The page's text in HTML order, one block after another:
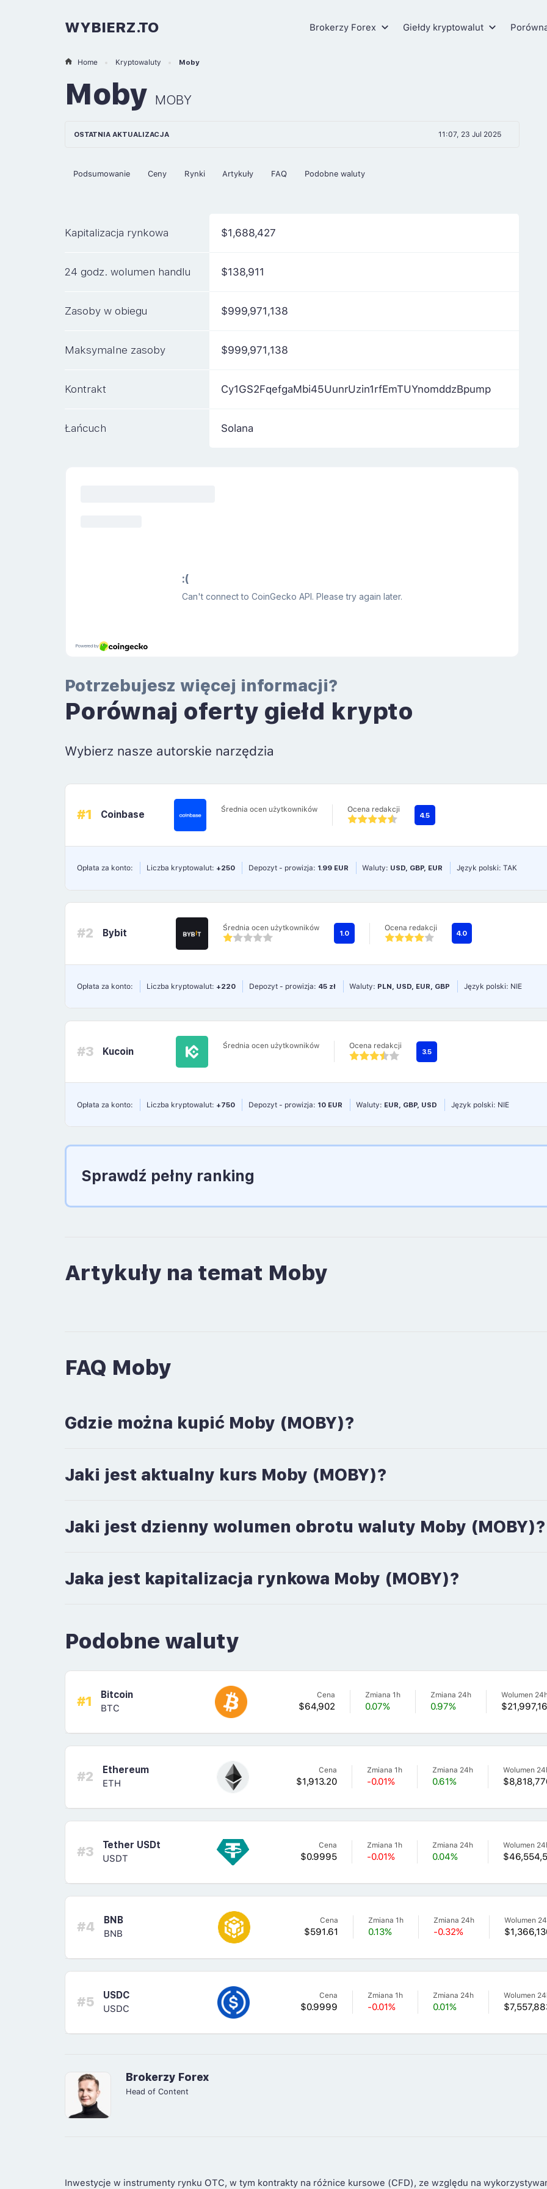
WYBIERZ.TO Brokerzy Forex Giełdy kryptowalut
Home Kryptowaluty Moby
Moby MOBY
OSTATNIA AKTUALIZACJA 11:07, 23 Jul 2025
Podsumowanie Ceny Rynki Artykuły FAQ Podobne waluty
Kapitalizacja rynkowa $1,688,427
24 godz. wolumen handlu $138,911
Zasoby w obiegu $999,971,138
Maksymalne zasoby $999,971,138
Kontrakt Cy1GS2FqefgaMbi45UunrUzin1rfEmTUYnomddzBpump
Łańcuch Solana
Potrzebujesz więcej informacji?
Porównaj oferty giełd krypto
Wybierz nasze autorskie narzędzia
#1 Coinbase Średnia ocen użytkowników Ocena redakcji
4.5
Opłata za konto: Liczba kryptowalut: +250 Depozyt - prowizja: 1.99 EUR Waluty: USD, GBP, EUR Język polski: TAK
#2 Bybit Średnia ocen użytkowników
1.0
Ocena redakcji
4.0
Opłata za konto: Liczba kryptowalut: +220 Depozyt - prowizja: 45 zł Waluty: PLN, USD, EUR, GBP Język polski: NIE
#3 Kucoin Średnia ocen użytkowników Ocena redakcji
3.5
Opłata za konto: Liczba kryptowalut: +750 Depozyt - prowizja: 10 EUR Waluty: EUR, GBP, USD Język polski: NIE
Sprawdź pełny ranking
Artykuły na temat Moby
FAQ Moby
Gdzie można kupić Moby (MOBY)?
Jaki jest aktualny kurs Moby (MOBY)?
Jaki jest dzienny wolumen obrotu waluty Moby (MOBY)?
Jaka jest kapitalizacja rynkowa Moby (MOBY)?
Podobne waluty
#1
Bitcoin
BTC
Cena
$64,902
Zmiana 1h
0.07%
Zmiana 24h
0.97%
Wolumen
#2
Ethereum
ETH
Cena
$1,913.20
Zmiana 1h
-0.01%
Zmiana 24h
0.61%
Wolumen
#3
Tether USDt
USDT
Cena
$0.9995
Zmiana 1h
-0.01%
Zmiana 24h
0.04%
Wolumen
#4
BNB
BNB
Cena
$591.61
Zmiana 1h
0.13%
Zmiana 24h
-0.32%
Wolumen
#5
USDC
USDC
Cena
$0.9999
Zmiana 1h
-0.01%
Zmiana 24h
0.01%
Wolumen
Brokerzy Forex
Head of Content
Inwestycje w instrumenty rynku OTC, w tym kontrakty na różnice kursowe (CFD), ze względu na